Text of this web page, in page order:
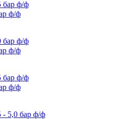
ф/ф
ф/ф
ф/ф